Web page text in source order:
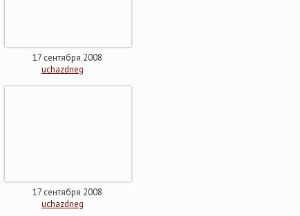
17 сентября 2008
uchazdneg
17 сентября 2008
uchazdneg